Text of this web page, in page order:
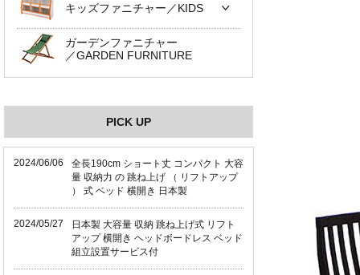
キッズファニチャー／KIDS
ガーデンファニチャー
／GARDEN FURNITURE
PICK UP
2024/06/06
全長190cm ショート丈 コンパクト 大容
量 収納力 の 跳ね上げ （ リフトアップ
） 式 ベッド 横開き 日本製
2024/05/27
日本製 大容量 収納 跳ね上げ式 リフト
アップ 横開き ヘッドボードレス ベッド
組立設置サービス付